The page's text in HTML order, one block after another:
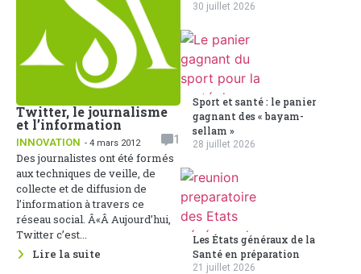
Twitter, le journalisme
et l’information
INNOVATION - 4 mars 2012
1
Des journalistes ont été formés
aux techniques de veille, de
collecte et de diffusion de
l’information à travers ce
réseau social. Â«Â Aujourd’hui,
Twitter c’est...
Lire la suite
30 juillet 2026
Sport et santé : le panier
gagnant des « bayam-
sellam »
28 juillet 2026
Les États généraux de la
Santé en préparation
21 juillet 2026